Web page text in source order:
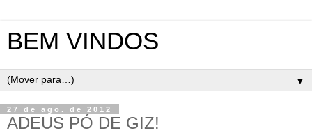
BEM VINDOS
▼
27 de ago. de 2012
ADEUS PÓ DE GIZ!